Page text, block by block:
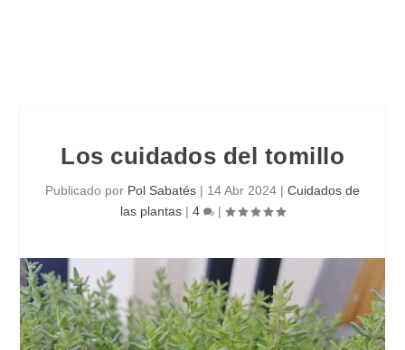
Los cuidados del tomillo
Publicado por Pol Sabatés | 14 Abr 2024 | Cuidados de
las plantas | 4 |